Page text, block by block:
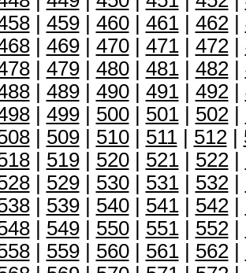
| 459| 460| 461| 462|
| 469| 470| 471| 472|
| 479| 480| 481| 482|
| 489| 490| 491| 492|
| 499| 500| 501| 502|
| 509| 510| 511| 512|
| 519| 520| 521| 522|
| 529| 530| 531| 532|
| 539| 540| 541| 542|
| 549| 550| 551| 552|
| 559| 560| 561| 562|